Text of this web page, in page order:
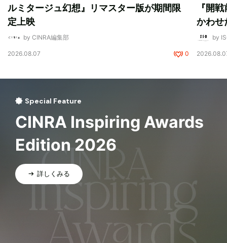
ルミタージュ幻想』リマスター版が期間限
定上映
by CINRA編集部
2026.08.07 0
『開
かわせ
by
Special Feature
CINRA Inspiring Awards
Edition 2026
詳しくみる